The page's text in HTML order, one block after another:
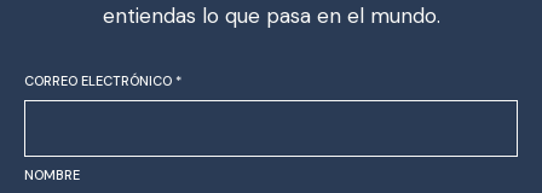
entiendas lo que pasa en el mundo.
CORREO ELECTRÓNICO *
NOMBRE